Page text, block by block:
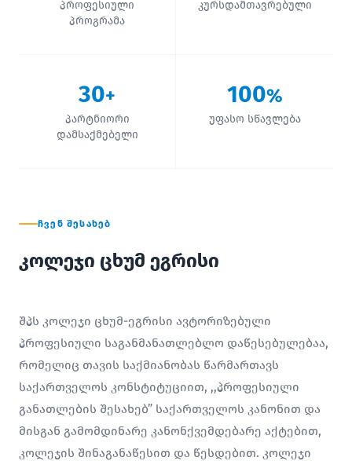
პროფესიული
პროგრამა
კურსდამთავრებული
30+
პარტნიორი
დამსაქმებელი
100%
უფასო სწავლება
ᲩᲕᲔᲜ ᲨᲔᲡᲐᲮᲔᲑ
კოლეჯი ცხუმ ეგრისი
შპს კოლეჯი ცხუმ-ეგრისი ავტორიზებული
პროფესიული საგანმანათლებლო დაწესებულებაა,
რომელიც თავის საქმიანობას წარმართავს
საქართველოს კონსტიტუციით, ,,პროფესიული
განათლების შესახებ” საქართველოს კანონით და
მისგან გამომდინარე კანონქვემდებარე აქტებით,
კოლეჯის შინაგანაწესით და წესდებით. კოლეჯი